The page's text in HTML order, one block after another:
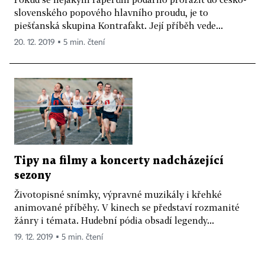
slovenského popového hlavního proudu, je to
piešťanská skupina Kontrafakt. Její příběh vede...
20. 12. 2019 ▪ 5 min. čtení
Tipy na filmy a koncerty nadcházející
sezony
Životopisné snímky, výpravné muzikály i křehké
animované příběhy. V kinech se představí rozmanité
žánry i témata. Hudební pódia obsadí legendy...
19. 12. 2019 ▪ 5 min. čtení